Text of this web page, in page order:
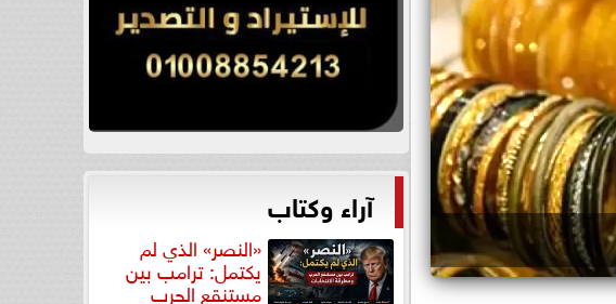
آراء وكتاب
«النصر» الذي لم
يكتمل: ترامب بين
مستنقع الحرب